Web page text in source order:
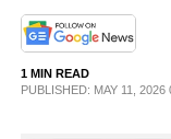
LIFESTYLE
1 MIN READ
PUBLISHED: MAY 11, 2026